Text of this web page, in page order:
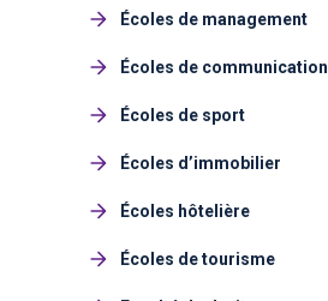
Écoles de management
Écoles de communication
Écoles de sport
Écoles d’immobilier
Écoles hôtelière
Écoles de tourisme